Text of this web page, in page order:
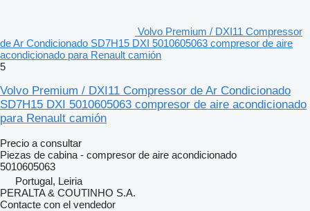
Volvo Premium / DXI11 Compressor
de Ar Condicionado SD7H15 DXI 5010605063 compresor de aire
acondicionado para Renault camión
5
Volvo Premium / DXI11 Compressor de Ar Condicionado
SD7H15 DXI 5010605063 compresor de aire acondicionado
para Renault camión
Precio a consultar
Piezas de cabina - compresor de aire acondicionado
5010605063
Portugal, Leiria
PERALTA & COUTINHO S.A.
Contacte con el vendedor